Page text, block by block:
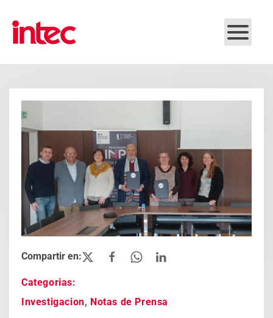
Skip to main content
Categorias:
Investigacion, Notas de Prensa